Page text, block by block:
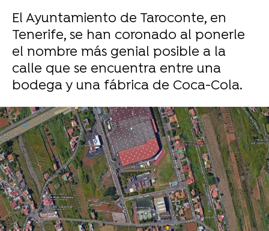
El Ayuntamiento de Taroconte, en
Tenerife, se han coronado al ponerle
el nombre más genial posible a la
calle que se encuentra entre una
bodega y una fábrica de Coca-Cola.
Las respuestas más geniales de alumnos en
exámenes: "Escribe con cifra los siguientes
números"